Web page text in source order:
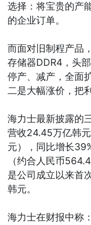
选择：将宝贵的产
的企业订单。
而面对旧制程产品
存储器DDR4，头
停产、减产，全面
二是大幅涨价，把
海力士最新披露的
营收24.45万亿韩
元），同比增长
（约合人民币
是公司成立以来首
韩元。
海力士在财报中称